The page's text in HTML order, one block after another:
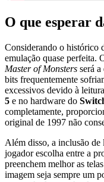
O que esperar
Considerando o histórico
emulação quase perfeita.
Master of Monsters será
bits frequentemente
excessivos devido à
5 e no hardware do
completamente,
original de 1997 não
Além disso, a inclusão de
jogador escolha entre a
preenchem melhor as
imagem seja sempre um